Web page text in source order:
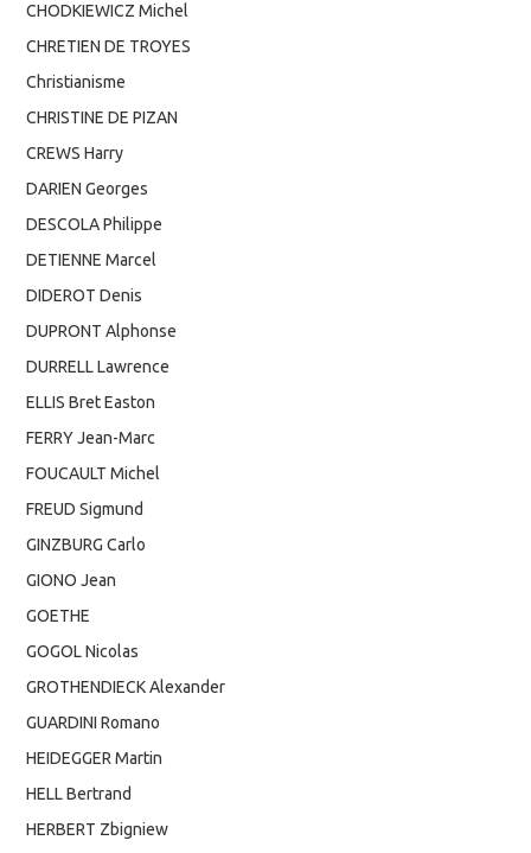
CHODKIEWICZ Michel
CHRETIEN DE TROYES
Christianisme
CHRISTINE DE PIZAN
CREWS Harry
DARIEN Georges
DESCOLA Philippe
DETIENNE Marcel
DIDEROT Denis
DUPRONT Alphonse
DURRELL Lawrence
ELLIS Bret Easton
FERRY Jean-Marc
FOUCAULT Michel
FREUD Sigmund
GINZBURG Carlo
GIONO Jean
GOETHE
GOGOL Nicolas
GROTHENDIECK Alexander
GUARDINI Romano
HEIDEGGER Martin
HELL Bertrand
HERBERT Zbigniew